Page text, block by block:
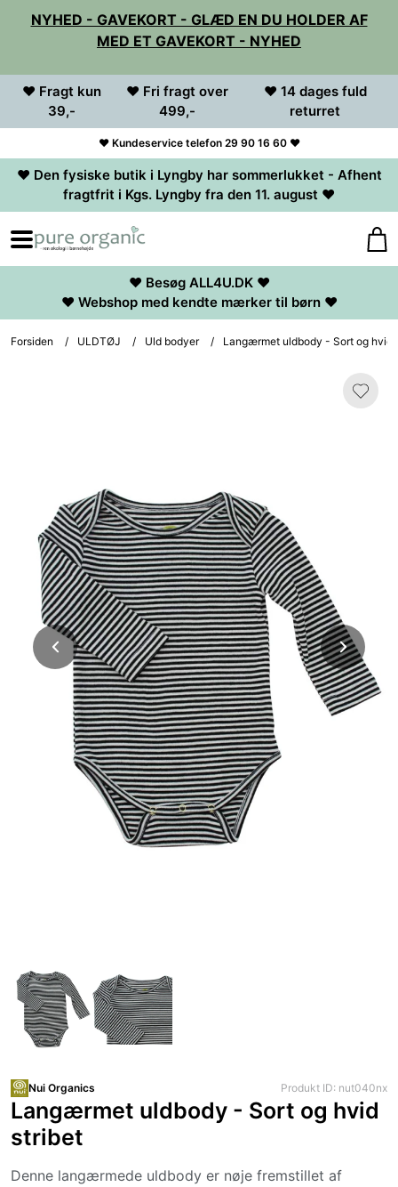
NYHED - GAVEKORT - GLÆD EN DU HOLDER AF
MED ET GAVEKORT - NYHED
♥ Fragt kun
39,-
♥ Fri fragt over
499,-
♥ 14 dages fuld
returret
♥ Kundeservice telefon 29 90 16 60 ♥
♥ Den fysiske butik i Lyngby har sommerlukket - Afhent
fragtfrit i Kgs. Lyngby fra den 11. august ♥
♥ Besøg ALL4U.DK ♥
♥ Webshop med kendte mærker til børn ♥
Forsiden / ULDTØJ / Uld bodyer / Langærmet uldbody - Sort og hvid
Nui Organics Produkt ID: nut040nx
Langærmet uldbody - Sort og hvid
stribet
Denne langærmede uldbody er nøje fremstillet af